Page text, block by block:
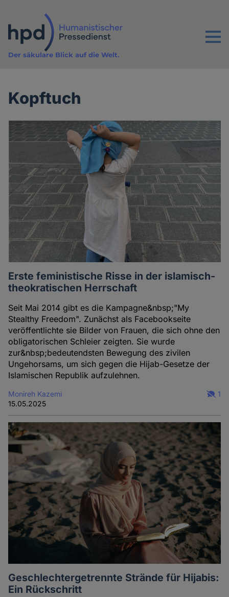
Inhalt
Menu
Der säkulare Blick auf die Welt.
Kopftuch
Erste feministische Risse in der islamisch-
theokratischen Herrschaft
Seit Mai 2014 gibt es die Kampagne&nbsp;"My
Stealthy Freedom". Zunächst als Facebookseite
veröffentlichte sie Bilder von Frauen, die sich ohne den
obligatorischen Schleier zeigten. Sie wurde
zur&nbsp;bedeutendsten Bewegung des zivilen
Ungehorsams, um sich gegen die Hijab-Gesetze der
Islamischen Republik aufzulehnen.
Monireh Kazemi
15.05.2025
1
Geschlechtergetrennte Strände für Hijabis:
Ein Rückschritt